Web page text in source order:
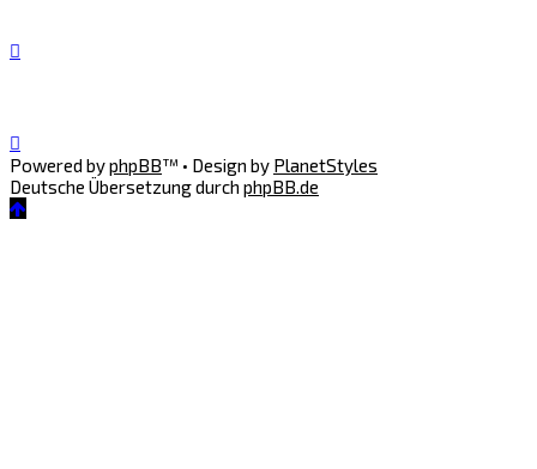
Powered byphpBB™ • Design by PlanetStyles
Deutsche Übersetzung durch phpBB.de